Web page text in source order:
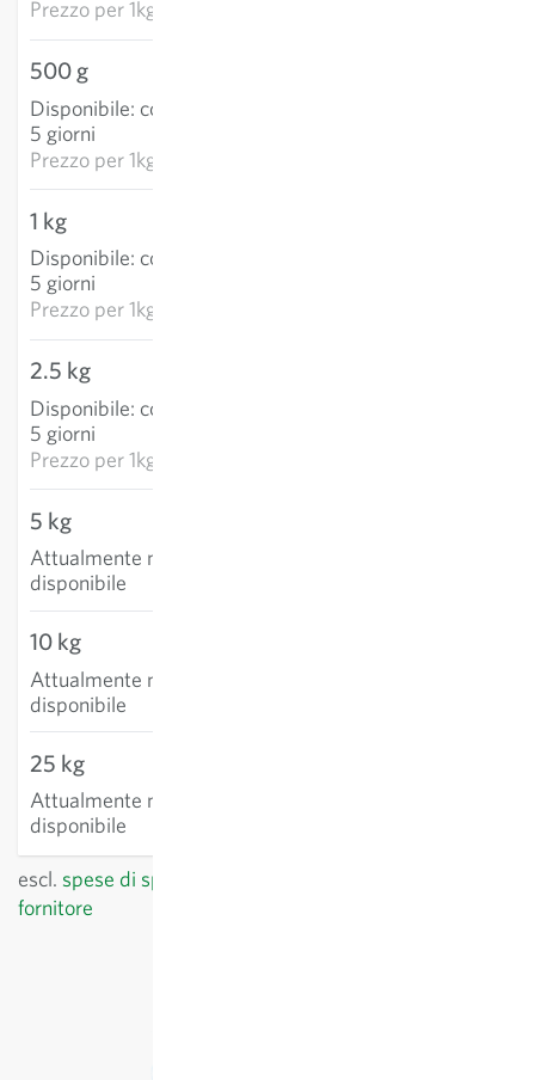
Prezzo per1kg: 29,32 €
500 g
Disponibile: consegna 3-
5 giorni
Prezzo per1kg: 17,33 €
1 kg
Disponibile: consegna 3-
5 giorni
Prezzo per1kg: 9,74 €
2.5 kg
Disponibile: consegna 3-
5 giorni
Prezzo per1kg: 9,24 €
5 kg
Attualmente non
disponibile
10 kg
Attualmente non
disponibile
25 kg
Attualmente non
disponibile
escl. spese di spedizione
fornitore